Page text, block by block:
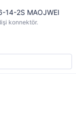
14-2S MAOJWEI
konnektör.